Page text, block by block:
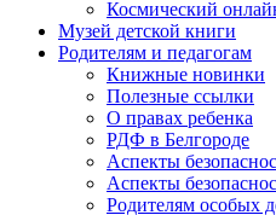
Космический
Музей детской книги
Родителям и педагогам
Книжные новинки
Полезные ссылки
О правах ребенка
РДФ в Белгороде
Аспекты
Аспекты
Родителям особых